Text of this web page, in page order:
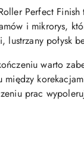
Perfect
i mikrorys,
lustrzany połysk
warto
między
prac